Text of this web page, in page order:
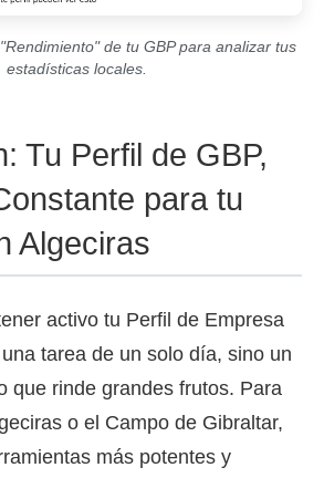
de tu GBP para analizar tus
estadísticas locales.
Tu Perfil de GBP,
para tu
Algeciras
activo tu Perfil de Empresa
tarea de un solo día, sino un
que rinde grandes frutos. Para
o el Campo de Gibraltar,
más potentes y